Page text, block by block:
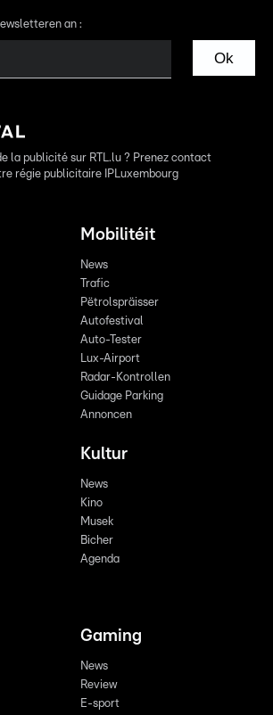
an :
Ok
la publicité sur RTL.lu ? Prenez contact
régie publicitaire IPLuxembourg
Mobilitéit
News
Trafic
Pëtrolspräisser
Autofestival
Auto-Tester
Lux-Airport
Radar-Kontrollen
Guidage Parking
Annoncen
Kultur
News
Kino
Musek
Bicher
Agenda
Gaming
News
Review
E-sport